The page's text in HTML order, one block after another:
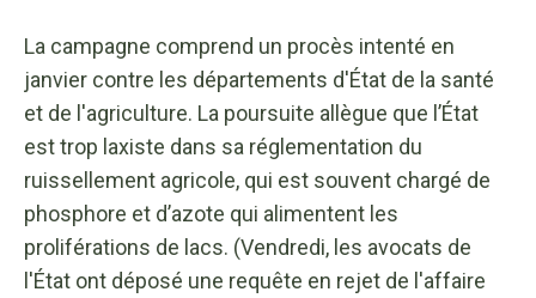
La campagne comprend un procès intenté en
janvier contre les départements d'État de la santé
et de l'agriculture. La poursuite allègue que l’État
est trop laxiste dans sa réglementation du
ruissellement agricole, qui est souvent chargé de
phosphore et d’azote qui alimentent les
proliférations de lacs. (Vendredi, les avocats de
l'État ont déposé une requête en rejet de l'affaire